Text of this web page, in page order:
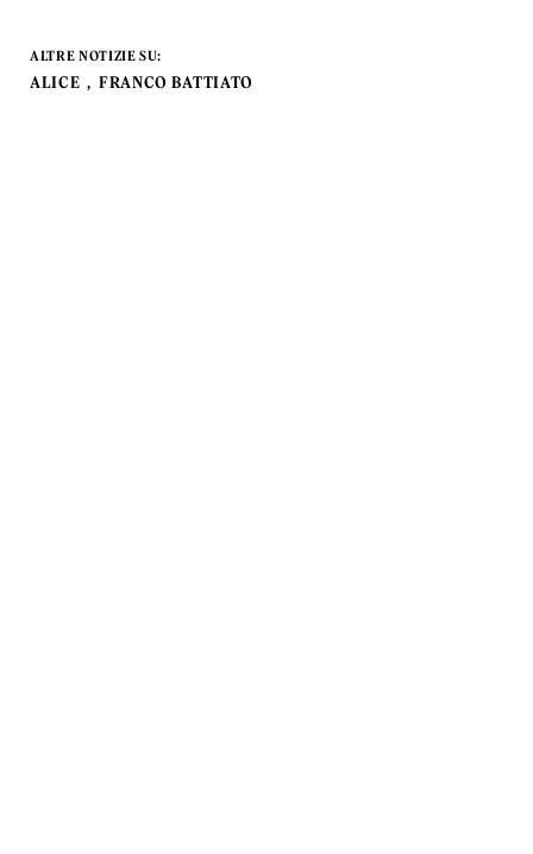
ALTRE NOTIZIE SU:
ALICE FRANCO BATTIATO